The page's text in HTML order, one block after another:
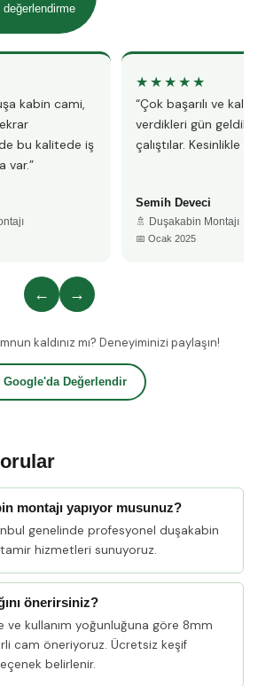
değerlendirme
kabin cami,
bu kalitede iş
var.”
★★★★★
“Çok başarılı ve
verdikleri gün
çalıştılar. Kesinlikle
Semih Deveci
🚿 Duşakabin Montajı
📅 Ocak 2025
← →
kaldınız mı? Deneyiminizi paylaşın!
Google'da Değerlendir
montajı yapıyor musunuz?
genelinde profesyonel duşakabin
hizmetleri sunuyoruz.
önerirsiniz?
ve kullanım yoğunluğuna göre 8mm
cam öneriyoruz. Ücretsiz keşif
belirlenir.